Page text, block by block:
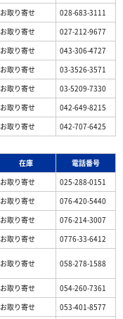
お取り寄せ
028-683-3111
お取り寄せ
027-212-9677
お取り寄せ
043-306-4727
お取り寄せ
03-3526-3571
お取り寄せ
03-5209-7330
お取り寄せ
042-649-8215
お取り寄せ 042-707-6425
在庫
電話番号
お取り寄せ
025-288-0151
お取り寄せ
076-420-5440
お取り寄せ
076-214-3007
お取り寄せ 0776-33-6412
お取り寄せ 058-278-1588
お取り寄せ
054-260-7361
お取り寄せ 053-401-8577